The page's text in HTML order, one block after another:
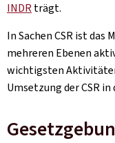
INDRträgt.
In Sachen CSR ist
mehreren Ebenen
wichtigsten
Umsetzung der CSR